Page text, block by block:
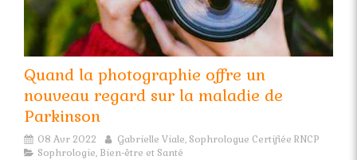
Quand la photographie offre un
nouveau regard sur la maladie de
Parkinson
08 Avr 2022
Gabrielle Viale, Sophrologue Certifiée RNCP
Sophrologie, Bien-être et Santé